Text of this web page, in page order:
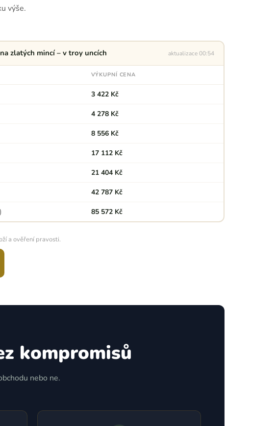
výše.
zlatých mincí – v troy uncích aktualizace 00:54
VÝKUPNÍ CENA
3 422 Kč
4 278 Kč
8 556 Kč
17 112 Kč
21 404 Kč
42 787 Kč
85 572 Kč
a ověření pravosti.
kompromisů
nebo ne.